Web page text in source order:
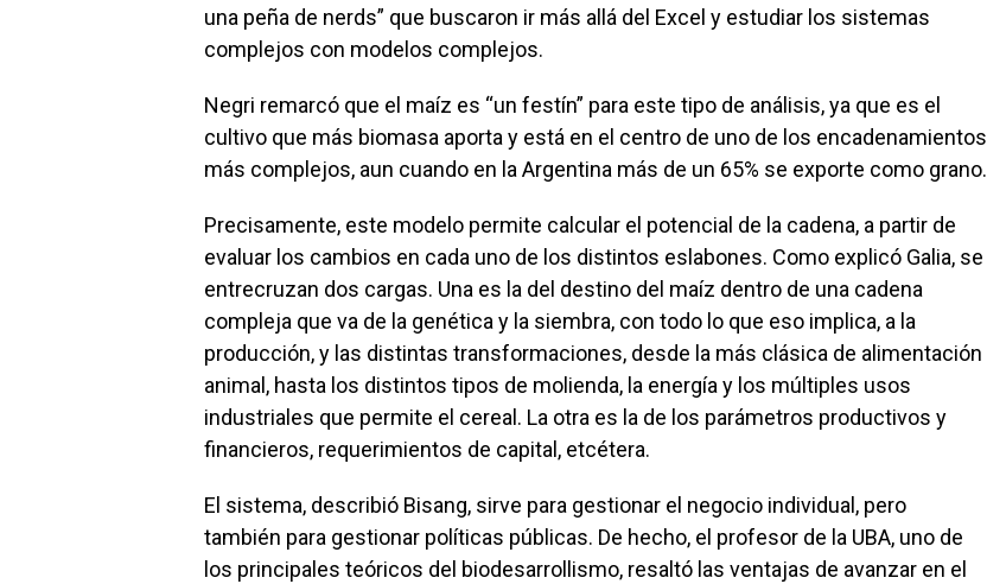
una peña de nerds” que buscaron ir más allá del Excel y estudiar los sistemas
complejos con modelos complejos.
Negri remarcó que el maíz es “un festín” para este tipo de análisis, ya que es el
cultivo que más biomasa aporta y está en el centro de uno de los encadenamientos
más complejos, aun cuando en la Argentina más de un 65% se exporte como grano.
Precisamente, este modelo permite calcular el potencial de la cadena, a partir de
evaluar los cambios en cada uno de los distintos eslabones. Como explicó Galia, se
entrecruzan dos cargas. Una es la del destino del maíz dentro de una cadena
compleja que va de la genética y la siembra, con todo lo que eso implica, a la
producción, y las distintas transformaciones, desde la más clásica de alimentación
animal, hasta los distintos tipos de molienda, la energía y los múltiples usos
industriales que permite el cereal. La otra es la de los parámetros productivos y
financieros, requerimientos de capital, etcétera.
El sistema, describió Bisang, sirve para gestionar el negocio individual, pero
también para gestionar políticas públicas. De hecho, el profesor de la UBA, uno de
los principales teóricos del biodesarrollismo, resaltó las ventajas de avanzar en el